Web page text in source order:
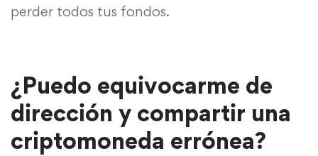
perder todos tus fondos.
¿Puedo equivocarme de
dirección y compartir una
criptomoneda errónea?